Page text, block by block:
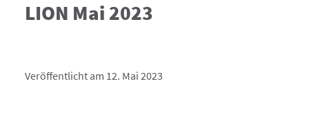
LION Mai 2023
Veröffentlicht am 12. Mai 2023